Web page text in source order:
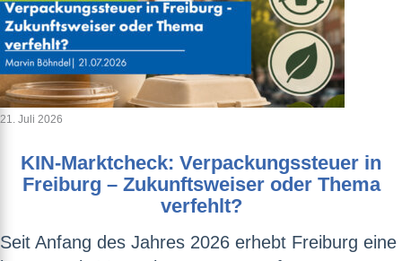
21. Juli 2026
KIN-Marktcheck: Verpackungssteuer in
Freiburg – Zukunftsweiser oder Thema
verfehlt?
Seit Anfang des Jahres 2026 erhebt Freiburg eine